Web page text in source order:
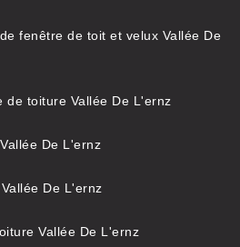
fenêtre de toit et velux Vallée De
de toiture Vallée De L'ernz
De L'ernz
De L'ernz
Vallée De L'ernz